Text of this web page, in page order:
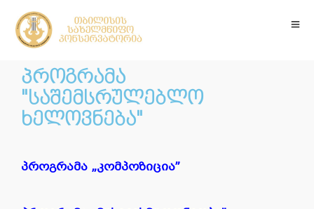
პროგრამა
"საშემსრულებლო
ხელოვნება"
პროგრამა „კომპოზიცია”